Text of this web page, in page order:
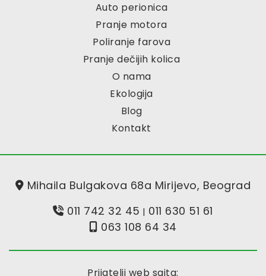
Auto perionica
Pranje motora
Poliranje farova
Pranje dečijih kolica
O nama
Ekologija
Blog
Kontakt
Mihaila Bulgakova 68a Mirijevo, Beograd
011 742 32 45 | 011 630 51 61
063 108 64 34
Prijatelji web sajta: